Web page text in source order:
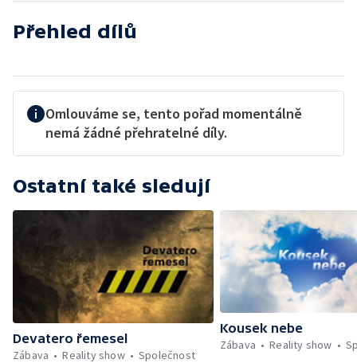
Přehled dílů
Omlouváme se, tento pořad momentálně
nemá žádné přehratelné díly.
Ostatní také sledují
Devatero řemesel
Zábava
Reality show Společnost
Kousek nebe
Zábava
Reality show